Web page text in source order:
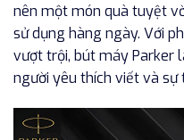
nên một món quà tuyệt
sử dụng hàng ngày. Với
vượt trội, bút máy Parker
người yêu thích viết và sự